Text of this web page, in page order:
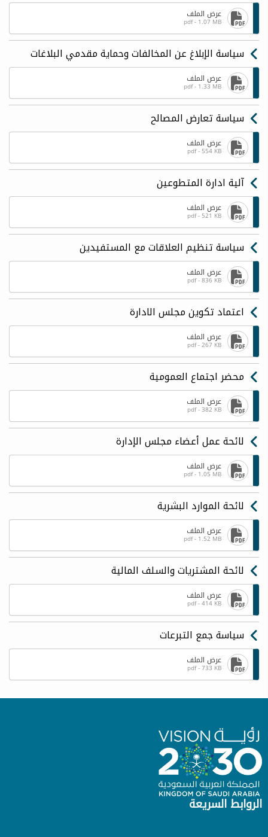
عرض الملف
pdf - 1.07 MB
سياسة الإبلاغ عن المخالفات وحماية مقدمي البلاغات
عرض الملف
pdf - 1.33 MB
سياسة تعارض المصالح
عرض الملف
pdf - 554 KB
آلية ادارة المتطوعين
عرض الملف
pdf - 521 KB
سياسة تنظيم العلاقات مع المستفيدين
عرض الملف
pdf - 836 KB
اعتماد تكوين مجلس الادارة
عرض الملف
pdf - 267 KB
محضر اجتماع العمومية
عرض الملف
pdf - 382 KB
لائحة عمل أعضاء مجلس الإدارة
عرض الملف
pdf - 1.05 MB
لائحة الموارد البشرية
عرض الملف
pdf - 1.52 MB
لائحة المشتريات والسلف المالية
عرض الملف
pdf - 414 KB
سياسة جمع التبرعات
عرض الملف
pdf - 733 KB
الروابط السريعة